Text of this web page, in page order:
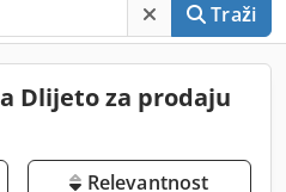
Traži
Dlijeto za prodaju
Relevantnost